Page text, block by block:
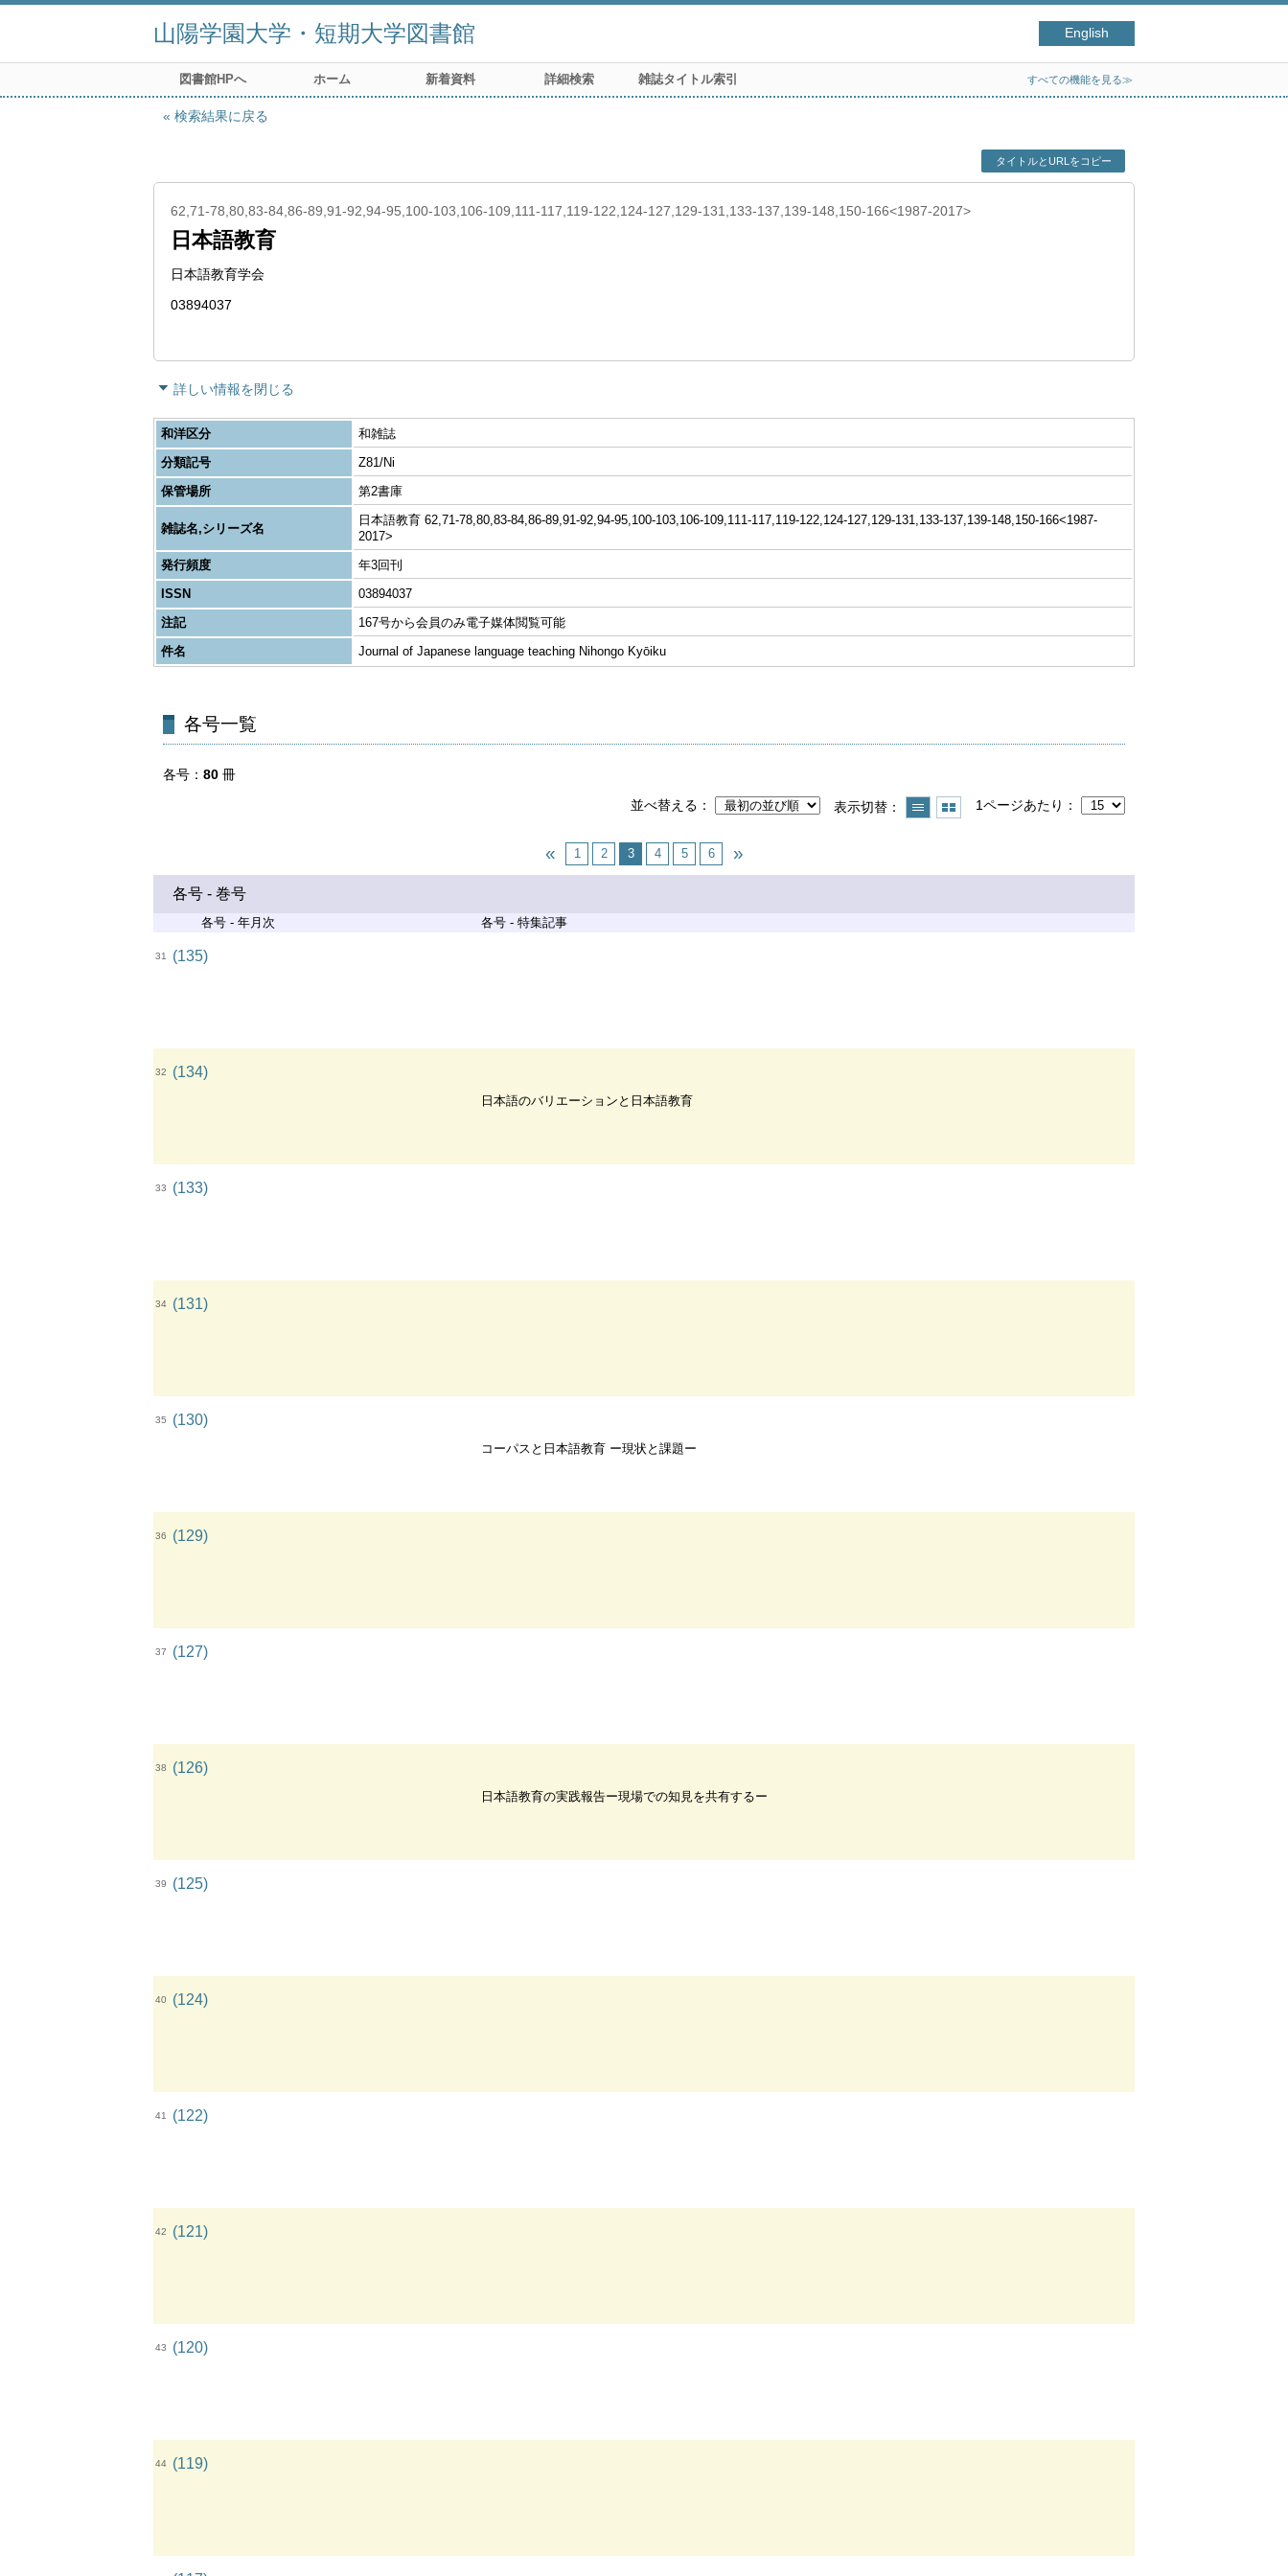
山陽学園大学・短期大学図書館 English
図書館HPへ ホーム 新着資料 詳細検索 雑誌タイトル索引 すべての機能を見る≫
検索結果に戻る
タイトルとURLをコピー
62,71-78,80,83-84,86-89,91-92,94-95,100-103,106-109,111-117,119-122,124-127,129-131,133-137,139-148,150-166<1987-2017>
日本語教育
日本語教育学会
03894037
詳しい情報を閉じる
和洋区分
和雑誌
分類記号
Z81/Ni
保管場所
第2書庫
雑誌名,シリーズ名
日本語教育 62,71-78,80,83-84,86-89,91-92,94-95,100-103,106-109,111-117,119-122,124-127,129-131,133-137,139-148,150-166<1987-
2017>
発行頻度
年3回刊
ISSN
03894037
注記
167号から会員のみ電子媒体閲覧可能
件名
Journal of Japanese language teaching Nihongo Kyōiku
各号一覧
各号 80 冊
並べ替える
表示切替 1ページあたり
1 2 3 4 5 6
各号 - 巻号
各号 - 年月次 各号 - 特集記事
31 (135)
32 (134)
日本語のバリエーションと日本語教育
33 (133)
34 (131)
35 (130)
コーパスと日本語教育 ー現状と課題ー
36 (129)
37 (127)
38 (126)
日本語教育の実践報告ー現場での知見を共有するー
39 (125)
40 (124)
41 (122)
42 (121)
43 (120)
44 (119)